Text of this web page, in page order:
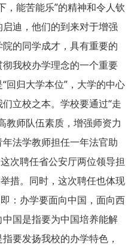
，能苦能乐”的精神和令人钦
迪，他们的到来对于增强
的同学成才，具有重要的
我校办学理念的一个重要
回归大学本位”，大学的中心
立校之本。学校要通过“走
教师队伍素质，增强师资力
法学教师担任一年法官助
次聘任省公安厅两位领导担
措。同时，这次聘任也体现
：办学要面向中国，面向西
国是指要为中国培养能解
要发扬我校的办学特色，